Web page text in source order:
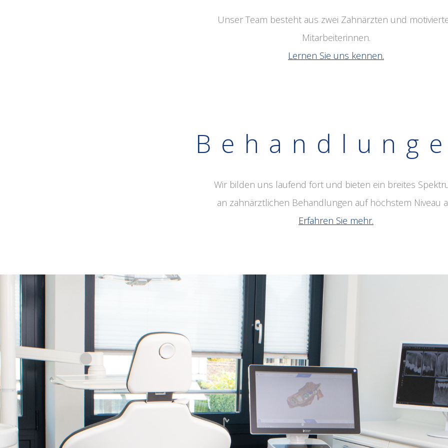
Unser Team besteht aus zwei Zahnärzten und
Mitarbeiterinnen.
Lernen Sie uns kennen.
Wir bilden uns laufend fort und bieten ein breites
an zahnärztlichen Behandlungen auf höchstem Niveau
Erfahren Sie mehr.